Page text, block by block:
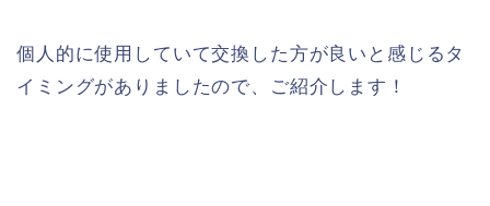
個人的に使用していて交換した方が良いと感じるタ
イミングがありましたので、ご紹介します！